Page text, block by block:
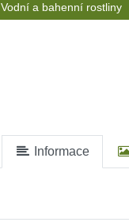
Vodní a bahenní rostliny
Informace